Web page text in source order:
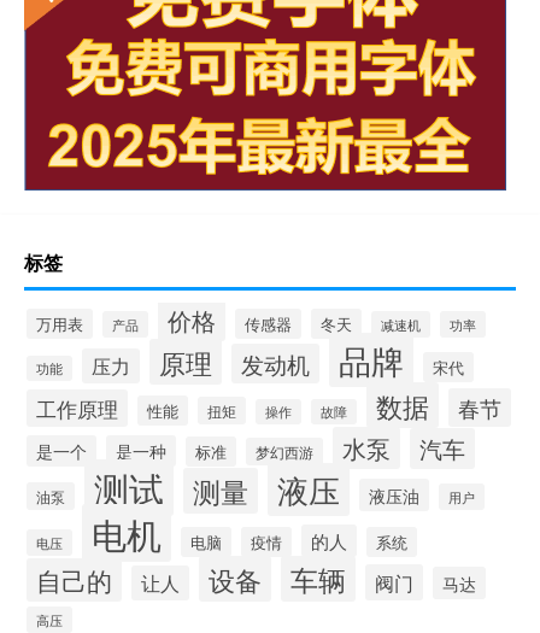
标签
万用表 产品 价格 传感器 冬天 减速机 功率
功能 压力 原理 发动机 品牌 宋代
工作原理 性能 扭矩 操作 故障 数据 春节
是一个 是一种 标准 梦幻西游 水泵 汽车
油泵 测试 测量 液压 液压油 用户
电压 电机 电脑 疫情 的人 系统
自己的 让人 设备 车辆 阀门 马达
高压